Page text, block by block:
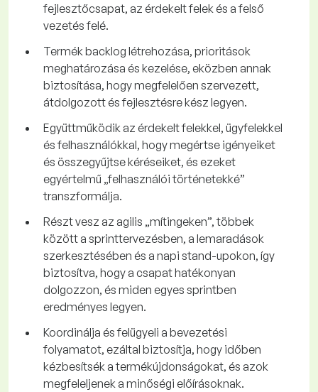
fejlesztőcsapat, az érdekelt felek és a felső
vezetés felé.
Termék backlog létrehozása, prioritások
meghatározása és kezelése, eközben annak
biztosítása, hogy megfelelően szervezett,
átdolgozott és fejlesztésre kész legyen.
Együttműködik az érdekelt felekkel, ügyfelekkel
és felhasználókkal, hogy megértse igényeiket
és összegyűjtse kéréseiket, és ezeket
egyértelmű „felhasználói történetekké”
transzformálja.
Részt vesz az agilis „mítingeken”, többek
között a sprinttervezésben, a lemaradások
szerkesztésében és a napi stand-upokon, így
biztosítva, hogy a csapat hatékonyan
dolgozzon, és miden egyes sprintben
eredményes legyen.
Koordinálja és felügyeli a bevezetési
folyamatot, ezáltal biztosítja, hogy időben
kézbesítsék a termékújdonságokat, és azok
megfeleljenek a minőségi előírásoknak.